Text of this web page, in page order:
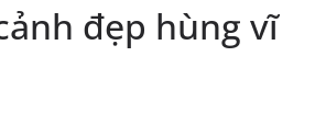
đẹp hùng vĩ